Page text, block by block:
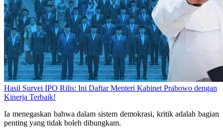
Hasil Survei IPO Rilis: Ini Daftar Menteri Kabinet Prabowo dengan
Kinerja Terbaik!
Ia menegaskan bahwa dalam sistem demokrasi, kritik adalah bagian
penting yang tidak boleh dibungkam.